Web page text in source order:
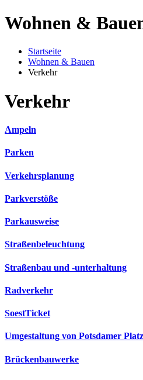
Wohnen &
Startseite
Wohnen & Bauen
Verkehr
Verkehr
Ampeln
Parken
Verkehrsplanung
Parkverstöße
Parkausweise
Straßenbeleuchtung
Straßenbau und -unterhaltung
Radverkehr
SoestTicket
Umgestaltung von Potsdamer
Brückenbauwerke